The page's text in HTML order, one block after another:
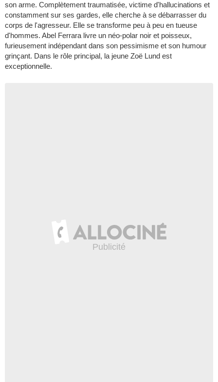
son arme. Complètement traumatisée, victime d'hallucinations et
constamment sur ses gardes, elle cherche à se débarrasser du
corps de l'agresseur. Elle se transforme peu à peu en tueuse
d'hommes. Abel Ferrara livre un néo-polar noir et poisseux,
furieusement indépendant dans son pessimisme et son humour
grinçant. Dans le rôle principal, la jeune Zoë Lund est
exceptionnelle.